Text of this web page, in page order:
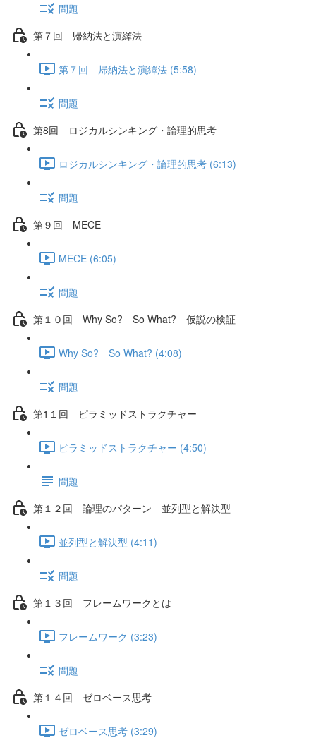
問題
第７回 帰納法と演繹法
第７回 帰納法と演繹法 (5:58)
問題
第8回 ロジカルシンキング・論理的思考
ロジカルシンキング・論理的思考 (6:13)
問題
第９回 MECE
MECE (6:05)
問題
第１０回 Why So? So What? 仮説の検証
Why So? So What? (4:08)
問題
第1１回 ピラミッドストラクチャー
ピラミッドストラクチャー (4:50)
問題
第１２回 論理のパターン 並列型と解決型
並列型と解決型 (4:11)
問題
第１３回 フレームワークとは
フレームワーク (3:23)
問題
第１４回 ゼロベース思考
ゼロベース思考 (3:29)